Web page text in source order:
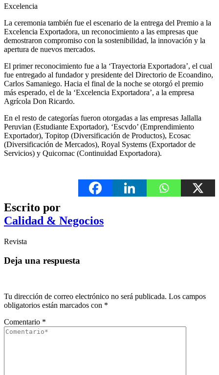
Excelencia
La ceremonia también fue el escenario de la entrega del Premio a la
Excelencia Exportadora, un reconocimiento a las empresas que
demostraron compromiso con la sostenibilidad, la innovación y la
apertura de nuevos mercados.
El primer reconocimiento fue a la ‘Trayectoria Exportadora’, el cual
fue entregado al fundador y presidente del Directorio de Ecoandino,
Carlos Samaniego. Hacia el final de la noche se otorgó el premio
más esperado, el de la ‘Excelencia Exportadora’, a la empresa
Agrícola Don Ricardo.
En el resto de categorías fueron otorgadas a las empresas Jallalla
Peruvian (Estudiante Exportador), ‘Escvdo’ (Emprendimiento
Exportador), Topitop (Diversificación de Productos), Ecosac
(Diversificación de Mercados), Royal Systems (Exportador de
Servicios) y Quicornac (Continuidad Exportadora).
Escrito por
Calidad & Negocios
Revista
Deja una respuesta
Tu dirección de correo electrónico no será publicada. Los campos
obligatorios están marcados con *
Comentario *